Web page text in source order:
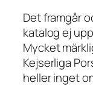
Det framgår
katalog ej
Mycket
Kejserliga
heller inget